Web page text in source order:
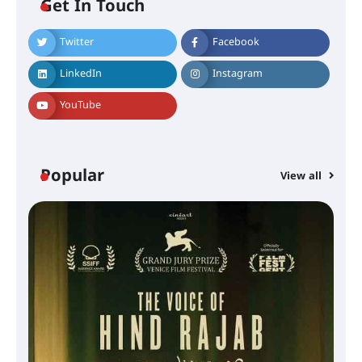
Get In Touch
Twitter Facebook
LinkedIn Instagram
YouTube
Popular View all
സെന്റ് ജോസഫ്സ് കോളജ്
കോമേഴ്‌സ് അസോസിയേഷന്
തുടക്കമായി